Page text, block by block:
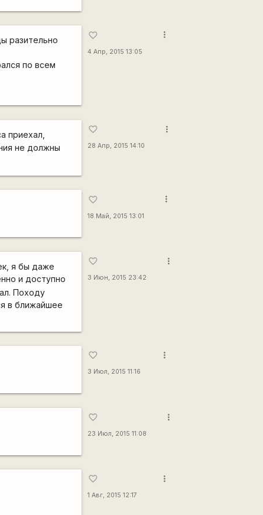
разительно
по всем
favorite_border
4 Апр, 2015 13:05
more_vert
приехал,
не должны
favorite_border
28 Апр, 2015 14:10
more_vert
favorite_border
18 Май, 2015 13:01
more_vert
я бы даже
и доступно
Походу
в ближайшее
favorite_border
3 Июн, 2015 23:42
more_vert
favorite_border
3 Июл, 2015 11:16
more_vert
favorite_border
23 Июл, 2015 11:08
more_vert
favorite_border
1 Авг, 2015 12:17
more_vert